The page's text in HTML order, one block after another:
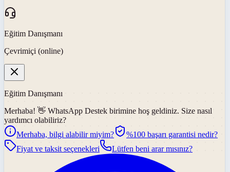
Eğitim Danışmanı
Çevrimiçi (online)
Eğitim Danışmanı
Merhaba! 👋 WhatsApp Destek birimine hoş geldiniz. Size nasıl
yardımcı olabiliriz?
Merhaba, bilgi alabilir miyim?
%100 başarı garantisi nedir?
Fiyat ve taksit seçenekleri
Lütfen beni arar mısınız?